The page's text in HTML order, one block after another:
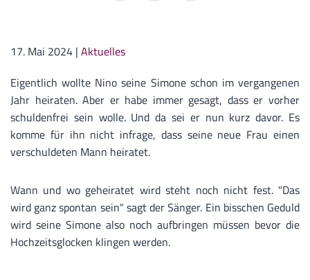
17. Mai 2024 | Aktuelles
Eigentlich wollte Nino seine Simone schon im vergangenen
Jahr heiraten. Aber er habe immer gesagt, dass er vorher
schuldenfrei sein wolle. Und da sei er nun kurz davor. Es
komme für ihn nicht infrage, dass seine neue Frau einen
verschuldeten Mann heiratet.
Wann und wo geheiratet wird steht noch nicht fest. "Das
wird ganz spontan sein" sagt der Sänger. Ein bisschen Geduld
wird seine Simone also noch aufbringen müssen bevor die
Hochzeitsglocken klingen werden.